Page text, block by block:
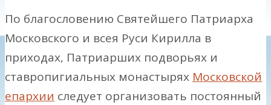
По благословению Святейшего Патриарха
Московского и всея Руси Кирилла в
приходах, Патриарших подворьях и
ставропигиальных монастырях Московской
епархии следует организовать постоянный